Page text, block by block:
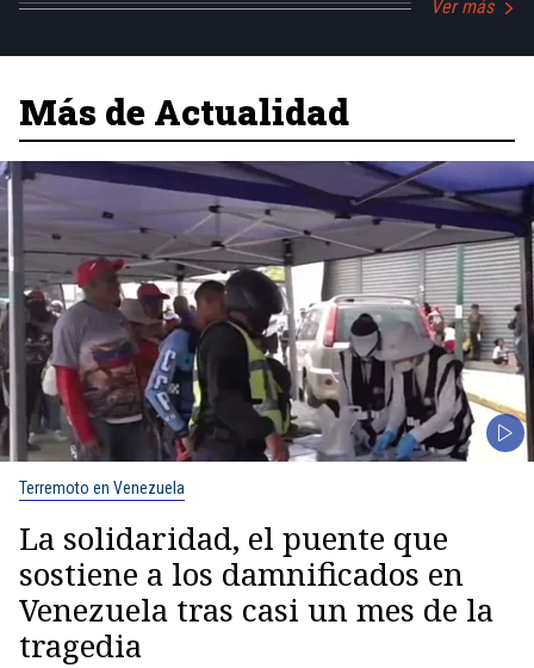
Ver más
Más de Actualidad
Terremoto en Venezuela
La solidaridad, el puente que
sostiene a los damnificados en
Venezuela tras casi un mes de la
tragedia